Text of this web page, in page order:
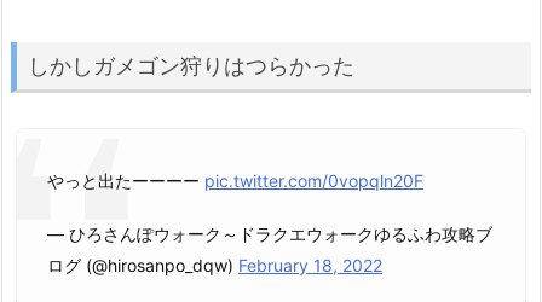
しかしガメゴン狩りはつらかった
やっと出たーーーー pic.twitter.com/0vopqln20F
— ひろさんぽウォーク～ドラクエウォークゆるふわ攻略ブ
ログ (@hirosanpo_dqw) February 18, 2022